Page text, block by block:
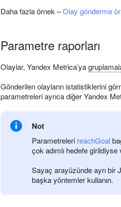
Daha fazla örnek –Olay gönderme
Parametre raporları
Olaylar, Yandex Metrica’ya
Gönderilen olayların istatistiklerini
parametreleri ayrıca diğer Yandex
Not
Parametreleri reachGoal
çok adımlı hedefe
Sayaç arayüzünde ayrı bir
başka yöntemler kullanın.